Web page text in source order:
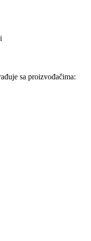
sa proizvođačima: